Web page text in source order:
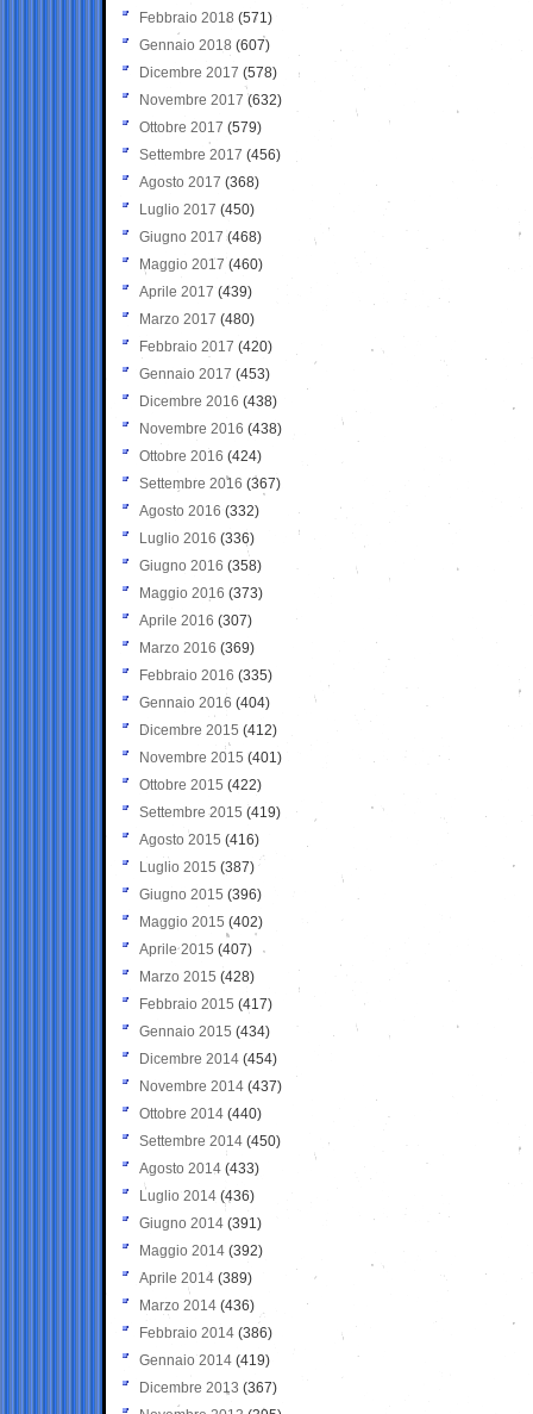
Febbraio 2018 (571)
Gennaio 2018 (607)
Dicembre 2017 (578)
Novembre 2017 (632)
Ottobre 2017 (579)
Settembre 2017 (456)
Agosto 2017 (368)
Luglio 2017 (450)
Giugno 2017 (468)
Maggio 2017 (460)
Aprile 2017 (439)
Marzo 2017 (480)
Febbraio 2017 (420)
Gennaio 2017 (453)
Dicembre 2016 (438)
Novembre 2016 (438)
Ottobre 2016 (424)
Settembre 2016 (367)
Agosto 2016 (332)
Luglio 2016 (336)
Giugno 2016 (358)
Maggio 2016 (373)
Aprile 2016 (307)
Marzo 2016 (369)
Febbraio 2016 (335)
Gennaio 2016 (404)
Dicembre 2015 (412)
Novembre 2015 (401)
Ottobre 2015 (422)
Settembre 2015 (419)
Agosto 2015 (416)
Luglio 2015 (387)
Giugno 2015 (396)
Maggio 2015 (402)
Aprile 2015 (407)
Marzo 2015 (428)
Febbraio 2015 (417)
Gennaio 2015 (434)
Dicembre 2014 (454)
Novembre 2014 (437)
Ottobre 2014 (440)
Settembre 2014 (450)
Agosto 2014 (433)
Luglio 2014 (436)
Giugno 2014 (391)
Maggio 2014 (392)
Aprile 2014 (389)
Marzo 2014 (436)
Febbraio 2014 (386)
Gennaio 2014 (419)
Dicembre 2013 (367)